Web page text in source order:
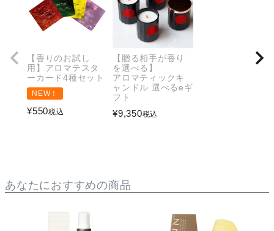
【香りのお試し
用】アロマテスタ
ーカード4種セット
NEW！
¥550税込
【贈る相手が香り
を選べる】
アロマティックキ
ャンドル 選べるeギ
フト
¥9,350税込
あなたにおすすめの商品